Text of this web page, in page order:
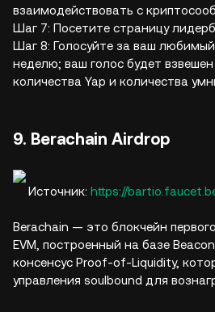
взаимодействовать с
Шаг 7: Посетите страницу
Шаг 8: Голосуйте за ваш
неделю; ваш голос будет
количества Yap и количества
9. Berachain Airdrop
Источник: https://
Berachain — это блокчейн
EVM, построенный на базе
консенсус Proof-of-Liquidity,
управления soulbound для